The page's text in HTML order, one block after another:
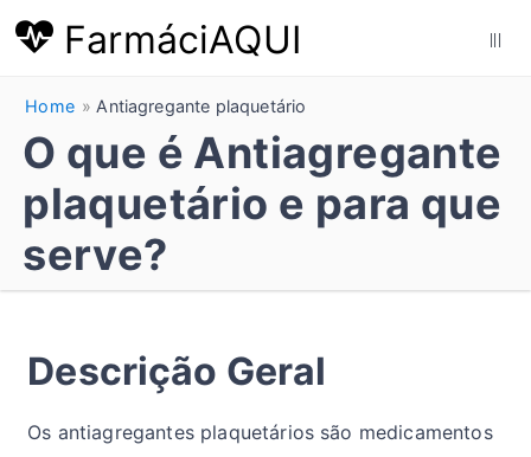
FarmáciAQUI
Home Antiagregante plaquetário
O que é Antiagregante
plaquetário e para que
serve?
Descrição Geral
Os antiagregantes plaquetários são medicamentos